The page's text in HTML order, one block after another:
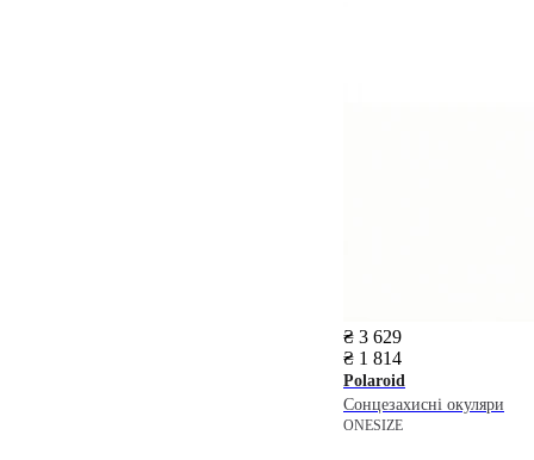
₴ 3 629
₴ 1 814
Polaroid
Сонцезахисні окуляри
ONESIZE